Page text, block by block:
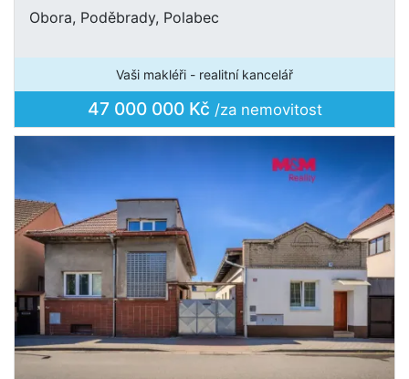
Obora, Poděbrady, Polabec
Vaši makléři - realitní kancelář
47 000 000 Kč /za nemovitost